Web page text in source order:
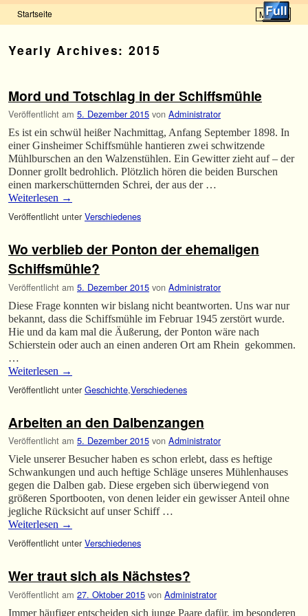
Startseite Menü ↓
Yearly Archives: 2015
Mord und Totschlag in der Schiffsmühle
Veröffentlicht am 5. Dezember 2015 von Administrator
Es ist ein schwül heißer Nachmittag, Anfang September 1898. In
einer Ginsheimer Schiffsmühle hantieren zwei schwitzende
Mühlburschen an den Walzenstühlen. Ein Gewitter zieht auf – der
Donner grollt bedrohlich. Plötzlich hören die beiden Burschen
einen markerschütternden Schrei, der aus der …
Weiterlesen →
Veröffentlicht unter Verschiedenes
Wo verblieb der Ponton der ehemaligen
Schiffsmühle?
Veröffentlicht am 5. Dezember 2015 von Administrator
Diese Frage konnten wir bislang nicht beantworten. Uns war nur
bekannt, dass die Schiffsmühle im Februar 1945 zerstört wurde.
Hie und da kam mal die Äußerung, der Ponton wäre nach
Schierstein oder auch an einen anderen Ort am Rhein gekommen.
…
Weiterlesen →
Veröffentlicht unter Geschichte,Verschiedenes
Arbeiten an den Dalbenzangen
Veröffentlicht am 5. Dezember 2015 von Administrator
Viele unserer Besucher haben es schon erlebt, dass es heftige
Schwankungen und auch heftige Schläge unseres Mühlenhauses
gegen die Dalben gab. Diese ergeben sich überwiegend von
größeren Sportbooten, von denen leider ein gewisser Anteil ohne
jegliche Rücksicht auf unser Schiff …
Weiterlesen →
Veröffentlicht unter Verschiedenes
Wer traut sich als Nächstes?
Veröffentlicht am 27. Oktober 2015 von Administrator
Immer häufiger entscheiden sich junge Paare dafür, im besonderen